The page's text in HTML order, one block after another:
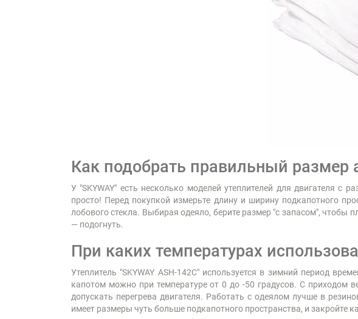
Как подобрать правильный размер
У "SKYWAY" есть несколько моделей утеплителей для двигателя
просто! Перед покупкой измерьте длину и ширину подкапотного
лобового стекла. Выбирая одеяло, берите размер "с запасом", чтобы
— подогнуть.
При каких температурах
Утеплитель "SKYWAY ASH-142C" используется в зимний период
капотом можно при температуре от 0 до -50 градусов. С приходом
допускать перегрева двигателя. Работать с одеялом лучше в
имеет размеры чуть больше подкапотного пространства, и закройте